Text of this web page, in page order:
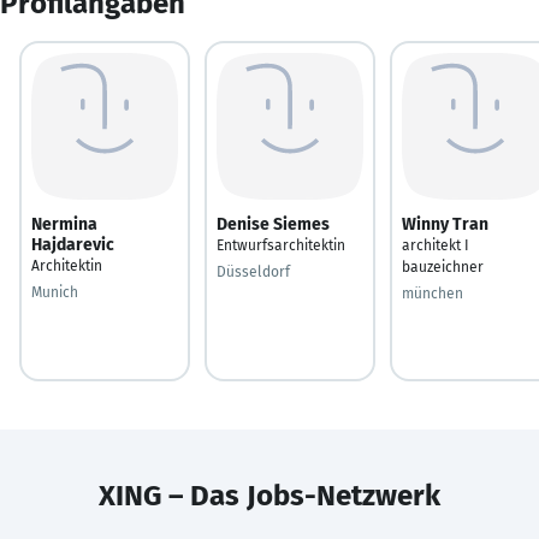
Nermina
Hajdarevic
Architektin
Munich
Denise Siemes
Entwurfsarchitektin
Düsseldorf
Winny Tran
architekt I
bauzeichner
münchen
XING – Das Jobs-Netzwerk